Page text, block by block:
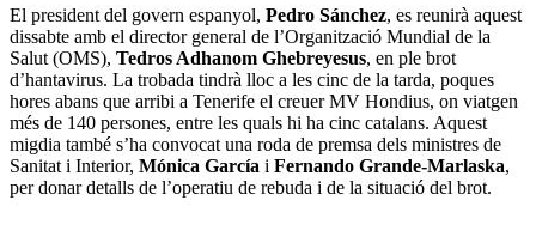
El president del govern espanyol, Pedro Sánchez, es reunirà aquest
dissabte amb el director general de l’Organització Mundial de la
Salut (OMS), Tedros Adhanom Ghebreyesus, en ple brot
d’hantavirus. La trobada tindrà lloc a les cinc de la tarda, poques
hores abans que arribi a Tenerife el creuer MV Hondius, on viatgen
més de 140 persones, entre les quals hi ha cinc catalans. Aquest
migdia també s’ha convocat una roda de premsa dels ministres de
Sanitat i Interior, Mónica García i Fernando Grande-Marlaska,
per donar detalls de l’operatiu de rebuda i de la situació del brot.